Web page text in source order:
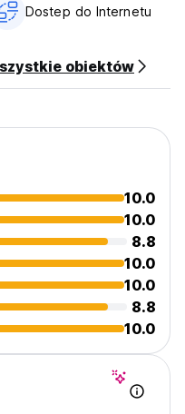
Dostep do Internetu
obiektów
10.0
10.0
8.8
10.0
10.0
8.8
10.0